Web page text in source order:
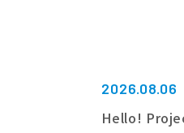
2026.08.06
Hello!